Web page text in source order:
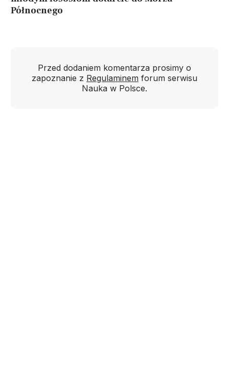
Północnego
Przed dodaniem komentarza prosimy o
zapoznanie z Regulaminem forum serwisu
Nauka w Polsce.